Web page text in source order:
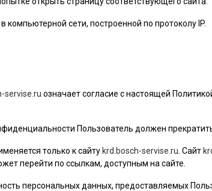
компьютерной сети, построенной по протоколу IP.
servise.ru означает согласие с настоящей
Пользователь должен
только к сайту krd.bosch-servise.ru . Сайт
перейти по ссылкам, доступным на сайте.
персональных данных, предоставляемых